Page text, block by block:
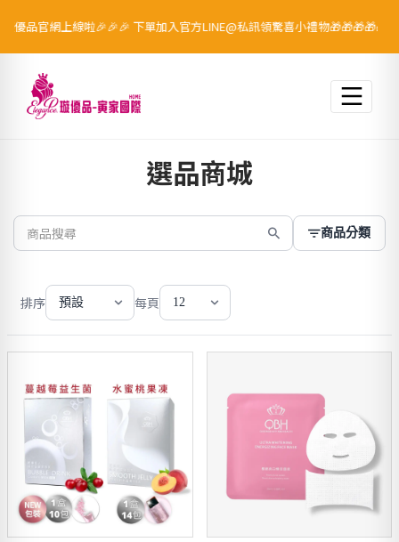
優品官網上線啦🎉🎉🎉 下單加入官方LINE@私訊領驚喜小禮物🎁🎁🎁🎁🎁！
選品商城
商品分類
排序 預設 每頁 12